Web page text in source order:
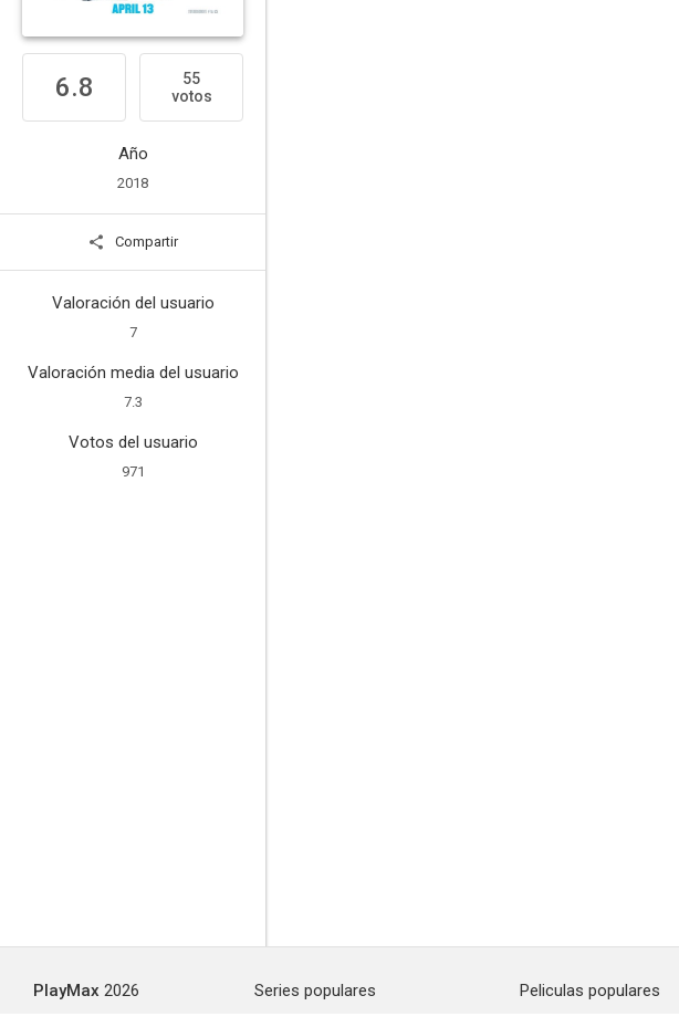
6.8
55
votos
Año
2018
Compartir
Valoración del usuario
7
Valoración media del usuario
7.3
Votos del usuario
971
PlayMax 2026
Series populares
Peliculas populares